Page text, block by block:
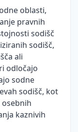
oblasti,
pravnih
sodišč
sodišč,
ali
odločajo
sodne
sodišč, kot
kaznivih